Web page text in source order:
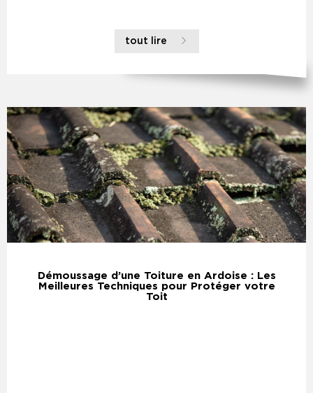
tout lire
Démoussage d’une Toiture en Ardoise : Les
Meilleures Techniques pour Protéger votre
Toit